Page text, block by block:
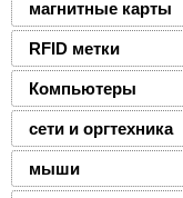
магнитные карты
RFID метки
Компьютеры
сети и оргтехника
мыши